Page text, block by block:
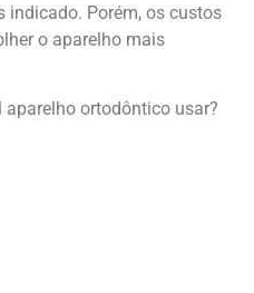
indicado. Porém, os custos
o aparelho mais
ortodôntico usar?